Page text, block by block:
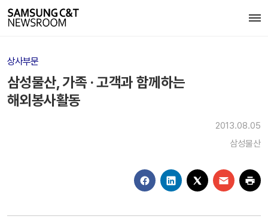
상사부문
삼성물산, 가족 · 고객과 함께하는
해외봉사활동
2013.08.05
삼성물산